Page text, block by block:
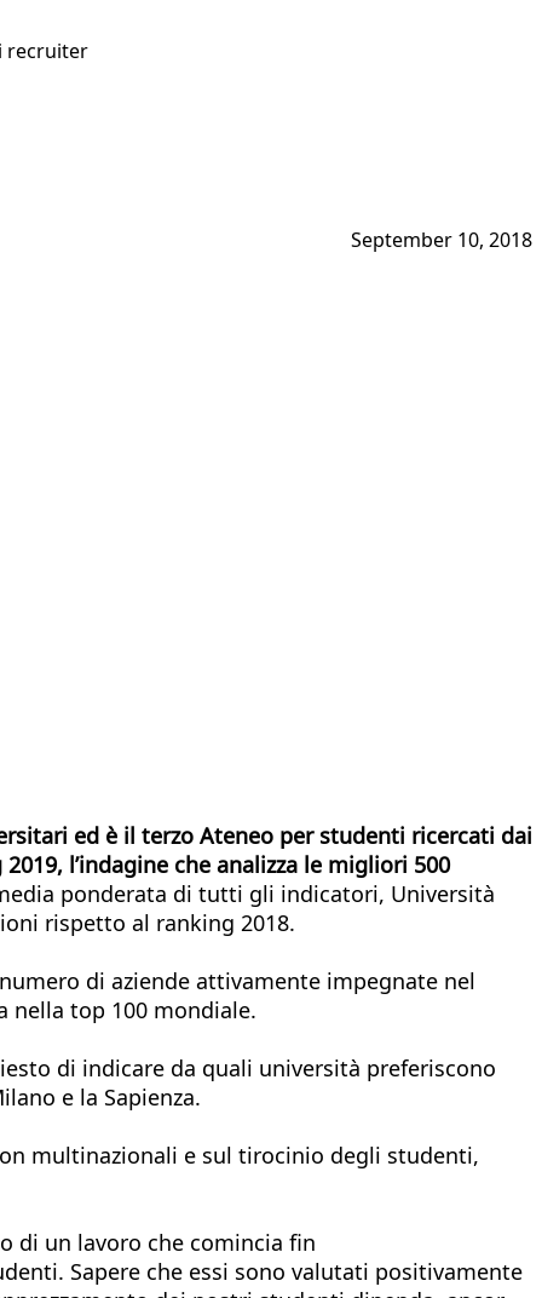
recruiter
September 10, 2018
ed è il terzo Ateneo per studenti ricercati dai
l’indagine che analizza le migliori 500
ponderata di tutti gli indicatori, Università
rispetto al ranking 2018.
di aziende attivamente impegnate nel
nella top 100 mondiale.
di indicare da quali università preferiscono
e la Sapienza.
multinazionali e sul tirocinio degli studenti,
di un lavoro che comincia fin
Sapere che essi sono valutati positivamente